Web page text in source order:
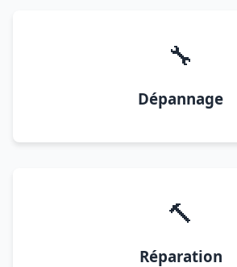
🔧
Dépannage
🔨
Réparation